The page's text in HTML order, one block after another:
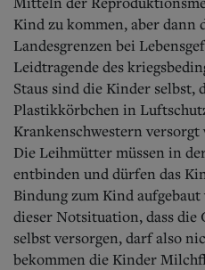
Kind zu kommen, aber dann
Landesgrenzen bei
Leidtragende des
Staus sind die Kinder selbst,
Plastikkörbchen in
Krankenschwestern
Die Leihmütter müssen in
entbinden und dürfen das
Bindung zum Kind
dieser Notsituation, dass die
selbst versorgen, darf also
bekommen die Kinder